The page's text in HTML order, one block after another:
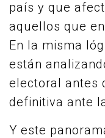
país y que
aquellos que
En la misma
están
electoral antes
definitiva ante
Y este